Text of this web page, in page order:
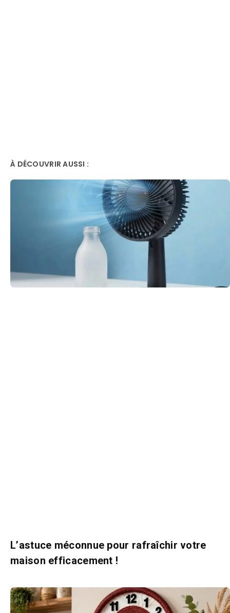
À DÉCOUVRIR AUSSI :
L’astuce méconnue pour rafraîchir votre
maison efficacement !